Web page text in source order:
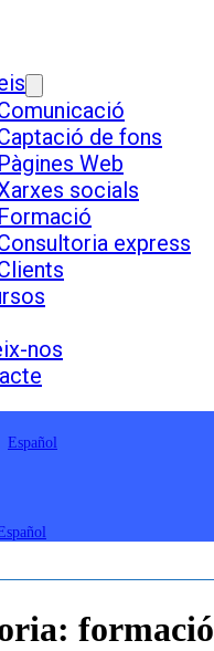
de fons
Pàgines Web
socials
Formació
express
nos
Español
formació